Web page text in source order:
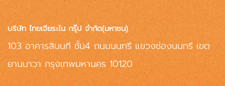
บริษัท ไทยเจียระไน กรุ๊ป จำกัด(มหาชน)
103 อาคารสินนที ชั้น4 ถนนนนทรี แขวงช่องนนทรี เขต
ยานนาวา กรุงเทพมหานคร 10120